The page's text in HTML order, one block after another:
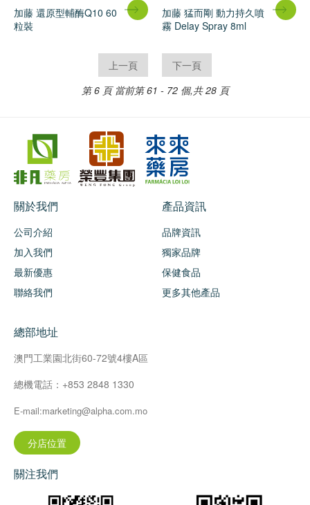
加藤 還原型輔酶Q10 60
粒裝
加藤 猛而剛 動力持久噴
霧 Delay Spray 8ml
上一頁
下一頁
第 6 頁 當前第 61 - 72 個,共 28 頁
關於我們
公司介紹
加入我們
最新優惠
聯絡我們
產品資訊
品牌資訊
獨家品牌
保健食品
更多其他產品
總部地址
澳門工業園北街60-72號4樓A區
總機電話：+853 2848 1330
E-mail:marketing@alpha.com.mo
分店位置
關注我們